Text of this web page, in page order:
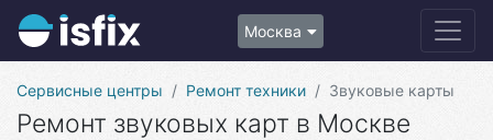
Москва
Сервисные центры Ремонт техники Звуковые карты
Ремонт звуковых карт в Москве